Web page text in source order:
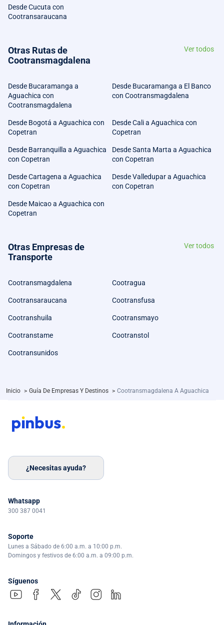
Desde Cucuta con
Cootransaraucana
Otras Rutas de
Cootransmagdalena
Ver todos
Desde Bucaramanga a
Aguachica con
Cootransmagdalena
Desde Bucaramanga a El Banco
con Cootransmagdalena
Desde Bogotá a Aguachica con
Copetran
Desde Cali a Aguachica con
Copetran
Desde Barranquilla a Aguachica
con Copetran
Desde Santa Marta a Aguachica
con Copetran
Desde Cartagena a Aguachica
con Copetran
Desde Valledupar a Aguachica
con Copetran
Desde Maicao a Aguachica con
Copetran
Otras Empresas de
Transporte
Ver todos
Cootransmagdalena Cootragua
Cootransaraucana Cootransfusa
Cootranshuila Cootransmayo
Cootranstame Cootranstol
Cootransunidos
Inicio > Guía De Empresas Y Destinos > Cootransmagdalena A Aguachica
¿Necesitas ayuda?
Whatsapp
300 387 0041
Soporte
Lunes a Sábado de 6:00 a.m. a 10:00 p.m.
Domingos y festivos de 6:00 a.m. a 09:00 p.m.
Síguenos